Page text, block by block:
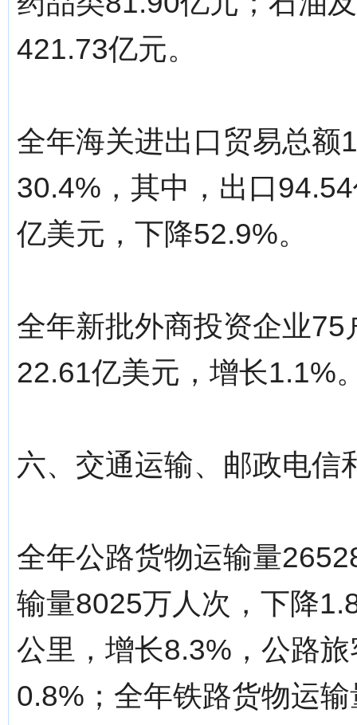
421.73亿元。
全年海关进出口贸易总额
30.4%，其中，出口
亿美元，下降52.9%。
全年新批外商投资企业
22.61亿美元，增长1.1%
六、交通运输、邮政电信
全年公路货物运输量
输量8025万人次，下降
公里，增长8.3%，公路
0.8%；全年铁路货物运